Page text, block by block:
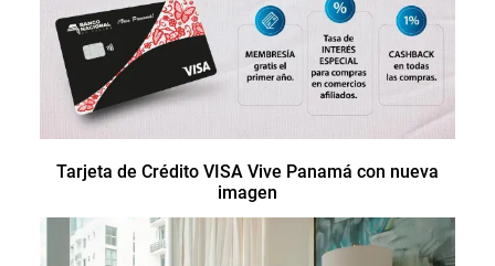
Tarjeta de Crédito VISA Vive Panamá con nueva
imagen